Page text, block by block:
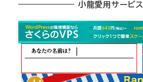
カ
小龍愛用サービス